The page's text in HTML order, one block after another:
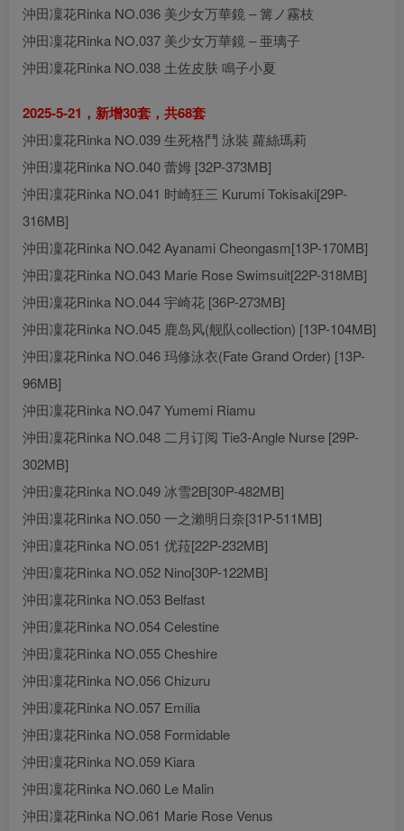
沖田凜花Rinka NO.036 美少女万華鏡 – 篝ノ霧枝
沖田凜花Rinka NO.037 美少女万華鏡 – 亜璃子
沖田凜花Rinka NO.038 土佐皮肤 鳴子小夏
2025-5-21，新增30套，共68套
沖田凜花Rinka NO.039 生死格鬥 泳裝 蘿絲瑪莉
沖田凜花Rinka NO.040 蕾姆 [32P-373MB]
沖田凜花Rinka NO.041 时崎狂三 Kurumi Tokisaki[29P-
316MB]
沖田凜花Rinka NO.042 Ayanami Cheongasm[13P-170MB]
沖田凜花Rinka NO.043 Marie Rose Swimsuit[22P-318MB]
沖田凜花Rinka NO.044 宇崎花 [36P-273MB]
沖田凜花Rinka NO.045 鹿岛风(舰队collection) [13P-104MB]
沖田凜花Rinka NO.046 玛修泳衣(Fate Grand Order) [13P-
96MB]
沖田凜花Rinka NO.047 Yumemi Riamu
沖田凜花Rinka NO.048 二月订阅 Tie3-Angle Nurse [29P-
302MB]
沖田凜花Rinka NO.049 冰雪2B[30P-482MB]
沖田凜花Rinka NO.050 一之瀨明日奈[31P-511MB]
沖田凜花Rinka NO.051 优菈[22P-232MB]
沖田凜花Rinka NO.052 Nino[30P-122MB]
沖田凜花Rinka NO.053 Belfast
沖田凜花Rinka NO.054 Celestine
沖田凜花Rinka NO.055 Cheshire
沖田凜花Rinka NO.056 Chizuru
沖田凜花Rinka NO.057 Emilia
沖田凜花Rinka NO.058 Formidable
沖田凜花Rinka NO.059 Kiara
沖田凜花Rinka NO.060 Le Malin
沖田凜花Rinka NO.061 Marie Rose Venus